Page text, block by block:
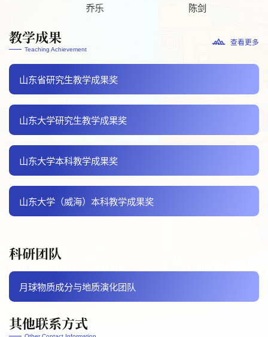
乔乐 陈剑
教学成果
Teaching Achievement
查看更多
山东省研究生教学成果奖
山东大学研究生教学成果奖
山东大学本科教学成果奖
山东大学（威海）本科教学成果奖
科研团队
月球物质成分与地质演化团队
其他联系方式